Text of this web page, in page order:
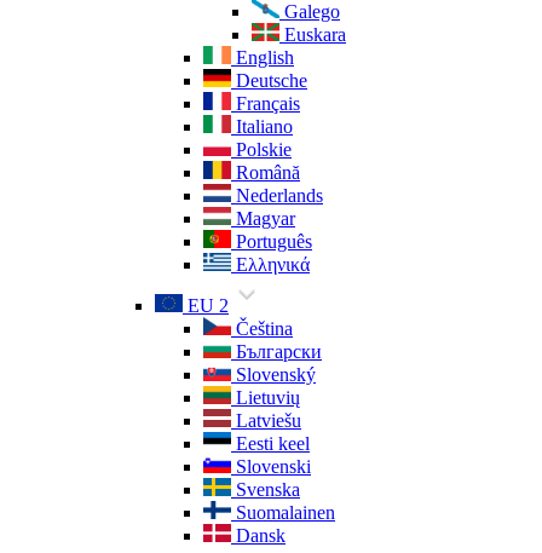
Galego
Euskara
English
Deutsche
Français
Italiano
Polskie
Română
Nederlands
Magyar
Português
Ελληνικά
EU 2
Čeština
Български
Slovenský
Lietuvių
Latviešu
Eesti keel
Slovenski
Svenska
Suomalainen
Dansk